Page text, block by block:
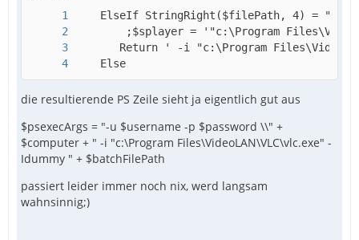
    Else
die resultierende PS Zeile sieht ja eigentlich gut aus
$psexecArgs = "-u $username -p $password \\" +
$computer + " -i "c:\Program Files\VideoLAN\VLC\vlc.exe" -
Idummy " + $batchFilePath
passiert leider immer noch nix, werd langsam
wahnsinnig;)